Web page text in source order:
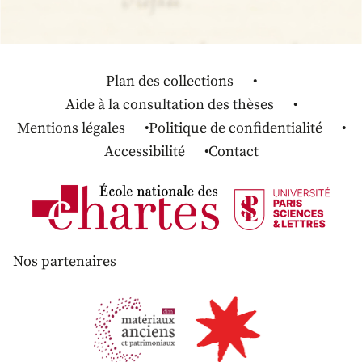
Plan des collections
Aide à la consultation des thèses
Mentions légales
Politique de confidentialité
Accessibilité
Contact
Nos partenaires